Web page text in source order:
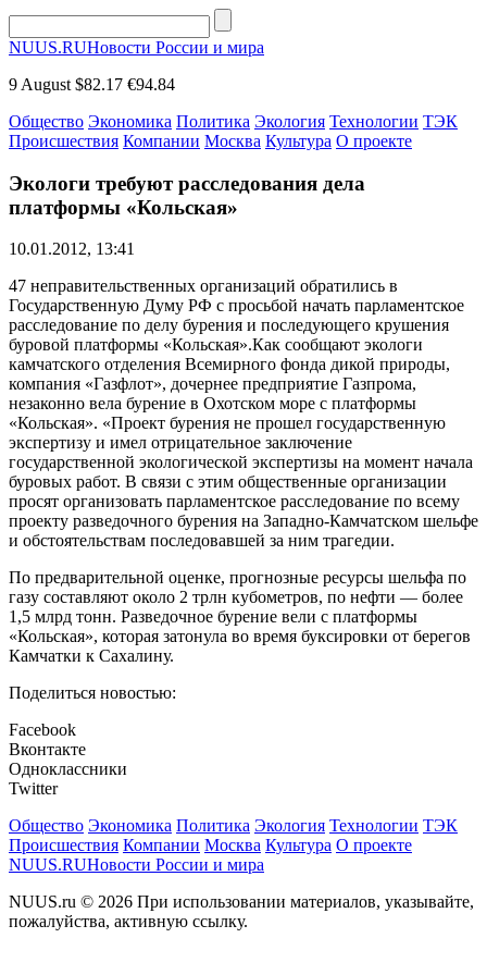
NUUS.RUНовости России и мира
9 August $82.17 €94.84
Общество Экономика Политика Экология Технологии ТЭК
Происшествия Компании Москва Культура О проекте
Экологи требуют расследования дела
платформы «Кольская»
10.01.2012, 13:41
47 неправительственных организаций обратились в
Государственную Думу РФ с просьбой начать парламентское
расследование по делу бурения и последующего крушения
буровой платформы «Кольская».Как сообщают экологи
камчатского отделения Всемирного фонда дикой природы,
компания «Газфлот», дочернее предприятие Газпрома,
незаконно вела бурение в Охотском море с платформы
«Кольская». «Проект бурения не прошел государственную
экспертизу и имел отрицательное заключение
государственной экологической экспертизы на момент начала
буровых работ. В связи с этим общественные организации
просят организовать парламентское расследование по всему
проекту разведочного бурения на Западно-Камчатском шельфе
и обстоятельствам последовавшей за ним трагедии.
По предварительной оценке, прогнозные ресурсы шельфа по
газу составляют около 2 трлн кубометров, по нефти — более
1,5 млрд тонн. Разведочное бурение вели с платформы
«Кольская», которая затонула во время буксировки от берегов
Камчатки к Сахалину.
Поделиться новостью:
Facebook
Вконтакте
Одноклассники
Twitter
Общество Экономика Политика Экология Технологии ТЭК
Происшествия Компании Москва Культура О проекте
NUUS.RUНовости России и мира
NUUS.ru © 2026 При использовании материалов, указывайте,
пожалуйства, активную ссылку.